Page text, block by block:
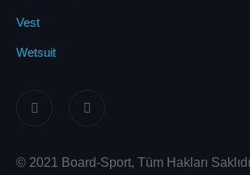
Vest
Wetsuit
© 2021 Board-Sport, Tüm Hakları